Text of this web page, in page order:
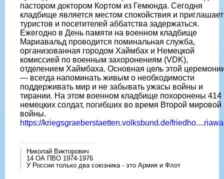
пастором доктором Кортом из Гемюнда. Сегодня
кладбище является местом спокойствия и приглашает
туристов и посетителей аббатства задержаться.
Ежегодно в День памяти на военном кладбище
Мариавальд проводится поминальная служба,
организованная городом Хаймбах и Немецкой
комиссией по военным захоронениям (VDK),
отделением Хаймбаха. Основная цель этой
— всегда напоминать живым о необходимости
поддерживать мир и не забывать ужасы войны и
тирании. На этом военном кладбище похоронены 414
немецких солдат, погибших во время Второй мировой
войны.
https://kriegsgraeberstaetten.volksbund.de/
Николай Викторович
14 ОА ПВО 1974-1976
У России только два союзника - это Армия и Флот